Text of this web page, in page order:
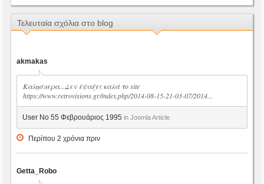
Τελευταία σχόλια στο blog
akmakas
Καλησπερα...Δεν έψαξες καλά το site
https://www.retrovisions.gr/index.php/2014-08-15-21-03-07/2014...
User No 55 Φεβρουάριος 1995 in Joomla Article
Περίπου 2 χρόνια πριν
Getta_Robo